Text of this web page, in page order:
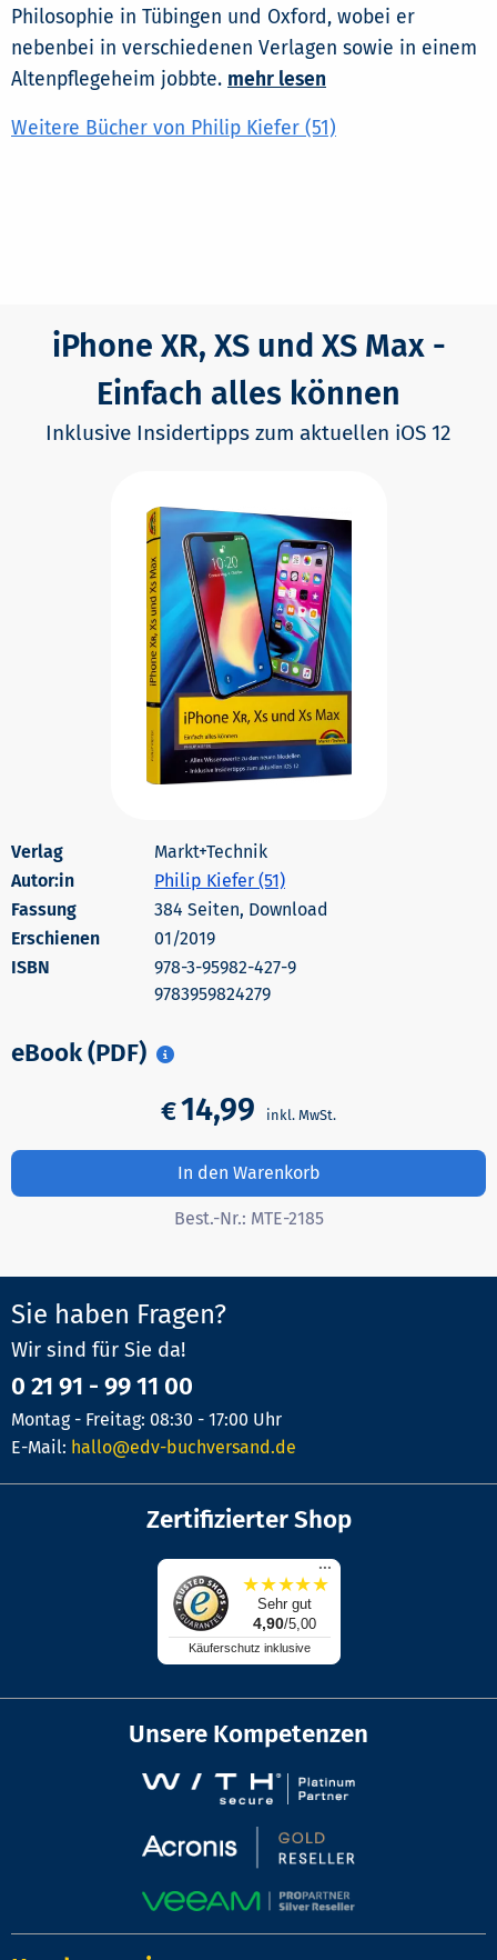
Philosophie in Tübingen und Oxford, wobei er
nebenbei in verschiedenen Verlagen sowie in einem
Altenpflegeheim jobbte. mehr lesen
Weitere Bücher von Philip Kiefer (51)
iPhone XR, XS und XS Max -
Einfach alles können
Inklusive Insidertipps zum aktuellen iOS 12
Markt+Technik
Autor:in
Philip Kiefer (51)
384 Seiten, Download
Erschienen
01/2019
978-3-95982-427-9
9783959824279
eBook (PDF)
€14,99
In den Warenkorb
Best.-Nr.: MTE-2185
Sie haben Fragen?
Wir sind für Sie da!
0 21 91 - 99 11 00
Montag - Freitag: 08:30 - 17:00 Uhr
E-Mail: hallo@edv-buchversand.de
Zertifizierter Shop
...
★★★★★
Sehr gut
4,90/5,00
Käuferschutz inklusive
Unsere Kompetenzen